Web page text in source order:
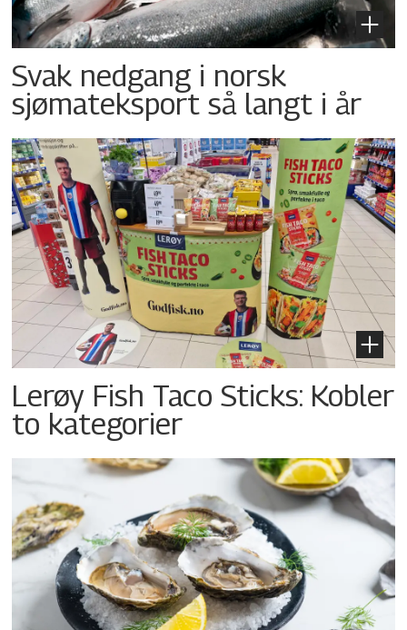
Svak nedgang i norsk
sjømateksport så langt i år
Lerøy Fish Taco Sticks: Kobler
to kategorier